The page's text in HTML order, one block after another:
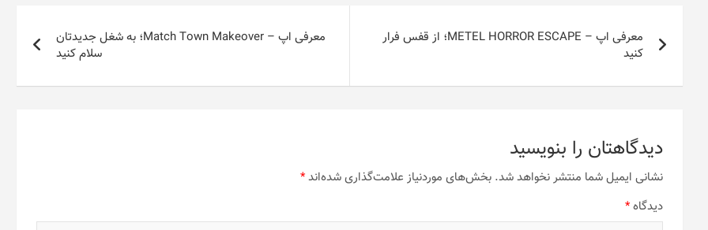
راهبری
نوشته
معرفی اپ – METEL HORROR ESCAPE؛ از قفس فرار
کنید
معرفی اپ – Match Town Makeover؛ به شغل جدیدتان
سلام کنید
دیدگاهتان را بنویسید
نشانی ایمیل شما منتشر نخواهد شد. بخش‌های موردنیاز علامت‌گذاری شده‌اند*
دیدگاه*